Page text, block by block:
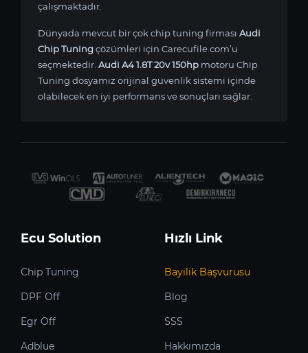
çalışmaktadır.
Dünyada mevcut bir çok chip tuning firması Audi
Chip Tuningçözümleri için Carecufile.com’u
seçmektedir. Audi A4 1.8T 20v 150hp motoru Chip
Tuning dosyamız orijinal güvenlik sistemi içinde
olabilecek en iyi performans ve sonuçları sağlar.
Ecu Solution
Chip Tuning
DPF Off
Egr Off
Adblue
Hızlı Link
Bayilik Başvurusu
Blog
SSS
Hakkımızda